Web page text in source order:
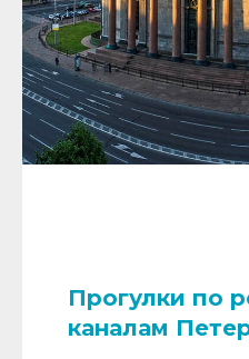
Прогулки по
каналам